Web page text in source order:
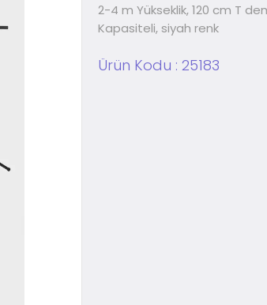
2-4 m Yükseklik, 120 cm T
Kapasiteli, siyah renk
Ürün Kodu : 25183